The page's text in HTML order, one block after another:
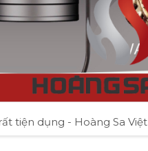
tiện dụng - Hoàng Sa Việt